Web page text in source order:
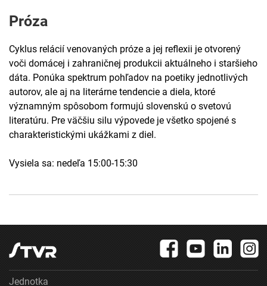
Próza
Cyklus relácií venovaných próze a jej reflexii je otvorený
voči domácej i zahraničnej produkcii aktuálneho i staršieho
dáta. Ponúka spektrum pohľadov na poetiky jednotlivých
autorov, ale aj na literárne tendencie a diela, ktoré
významným spôsobom formujú slovenskú o svetovú
literatúru. Pre väčšiu silu výpovede je všetko spojené s
charakteristickými ukážkami z diel.
Vysiela sa: nedeľa 15:00-15:30
Jednotka